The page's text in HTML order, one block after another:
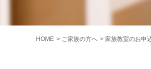
HOME ご家族の方へ 家族教室のお申